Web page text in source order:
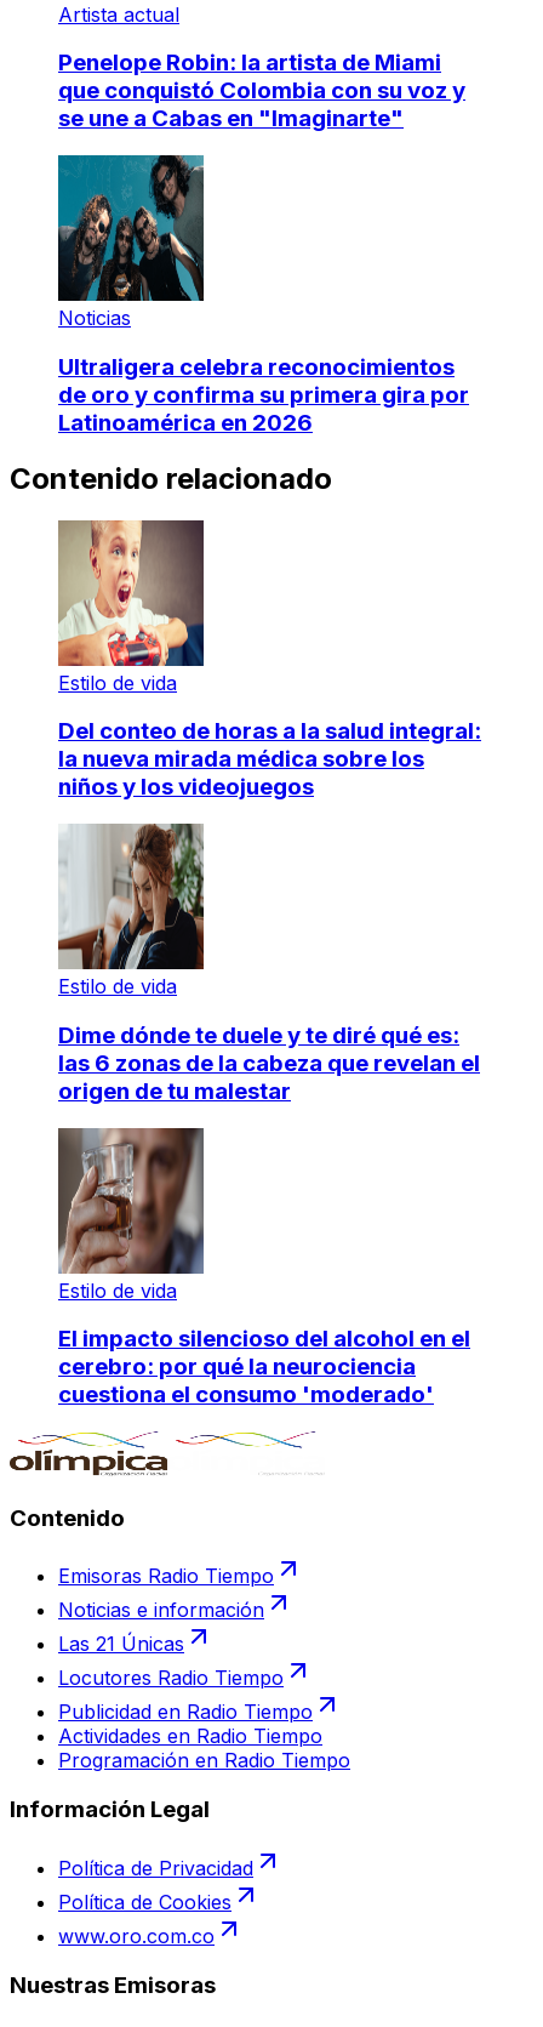
Artista actual
Penelope Robin: la artista de Miami
que conquistó Colombia con su voz y
se une a Cabas en "Imaginarte"
Noticias
Ultraligera celebra reconocimientos
de oro y confirma su primera gira por
Latinoamérica en 2026
Contenido relacionado
Estilo de vida
Del conteo de horas a la salud integral:
la nueva mirada médica sobre los
niños y los videojuegos
Estilo de vida
Dime dónde te duele y te diré qué es:
las 6 zonas de la cabeza que revelan el
origen de tu malestar
Estilo de vida
El impacto silencioso del alcohol en el
cerebro: por qué la neurociencia
cuestiona el consumo 'moderado'
Contenido
Emisoras Radio Tiempo
Noticias e información
Las 21 Únicas
Locutores Radio Tiempo
Publicidad en Radio Tiempo
Actividades en Radio Tiempo
Programación en Radio Tiempo
Información Legal
Política de Privacidad
Política de Cookies
www.oro.com.co
Nuestras Emisoras